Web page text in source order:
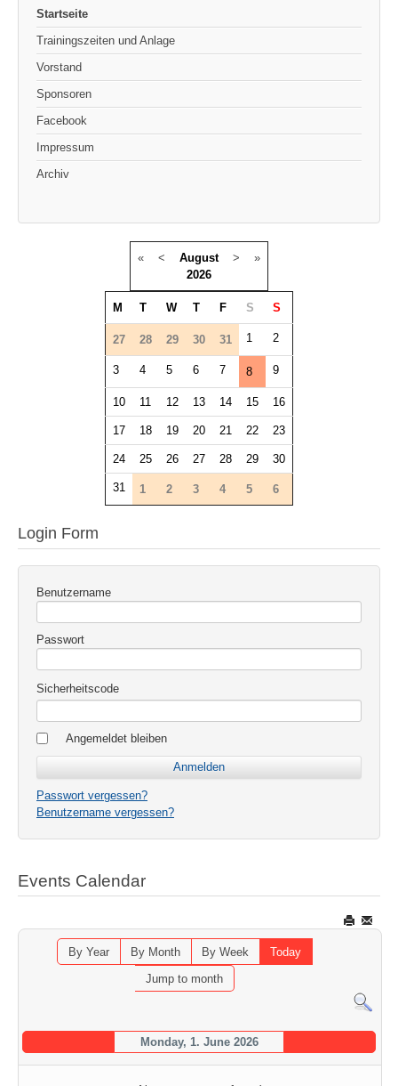
Startseite
Trainingszeiten und Anlage
Vorstand
Sponsoren
Facebook
Impressum
Archiv
« <
August
2026
> »
M T W T F S S
27 28 29 30 31 1 2
3 4 5 6 7 8 9
10 11 12 13 14 15 16
17 18 19 20 21 22 23
24 25 26 27 28 29 30
31 1 2 3 4 5 6
Login Form
Benutzername
Passwort
Sicherheitscode
Angemeldet bleiben
Passwort vergessen?
Benutzername vergessen?
Events Calendar
By Year By Month By Week
Today
Jump to month
Monday, 1. June 2026